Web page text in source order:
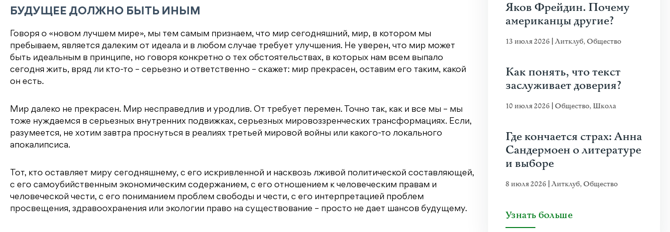
БУДУЩЕЕ ДОЛЖНО БЫТЬ ИНЫМ
Говоря о «новом лучшем мире», мы тем самым признаем, что мир сегодняшний, мир, в котором мы
пребываем, является далеким от идеала и в любом случае требует улучшения. Не уверен, что мир может
быть идеальным в принципе, но говоря конкретно о тех обстоятельствах, в которых нам всем выпало
сегодня жить, вряд ли кто-то – серьезно и ответственно – скажет: мир прекрасен, оставим его таким, какой
он есть.
Мир далеко не прекрасен. Мир несправедлив и уродлив. От требует перемен. Точно так, как и все мы – мы
тоже нуждаемся в серьезных внутренних подвижках, серьезных мировоззренческих трансформациях. Если,
разумеется, не хотим завтра проснуться в реалиях третьей мировой войны или какого-то локального
апокалипсиса.
Тот, кто оставляет миру сегодняшнему, с его искривленной и насквозь лживой политической составляющей,
с его самоубийственным экономическим содержанием, с его отношением к человеческим правам и
человеческой чести, с его пониманием проблем свободы и чести, с его интерпретацией проблем
просвещения, здравоохранения или экологии право на существование – просто не дает шансов будущему.
Яков Фрейдин. Почему
американцы другие?
13 июля 2026 Литклуб,Общество
Как понять, что текст
заслуживает доверия?
10 июля 2026 Общество, Школа
Где кончается страх: Анна
Сандермоен о литературе
и выборе
8 июля 2026 Литклуб,Общество
Узнать больше